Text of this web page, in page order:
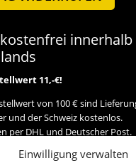
Einwilligung verwalten
innerhalb
11,-€!
von 100 € sind
und der Schweiz kostenlos.
per DHL und Deutscher Post.